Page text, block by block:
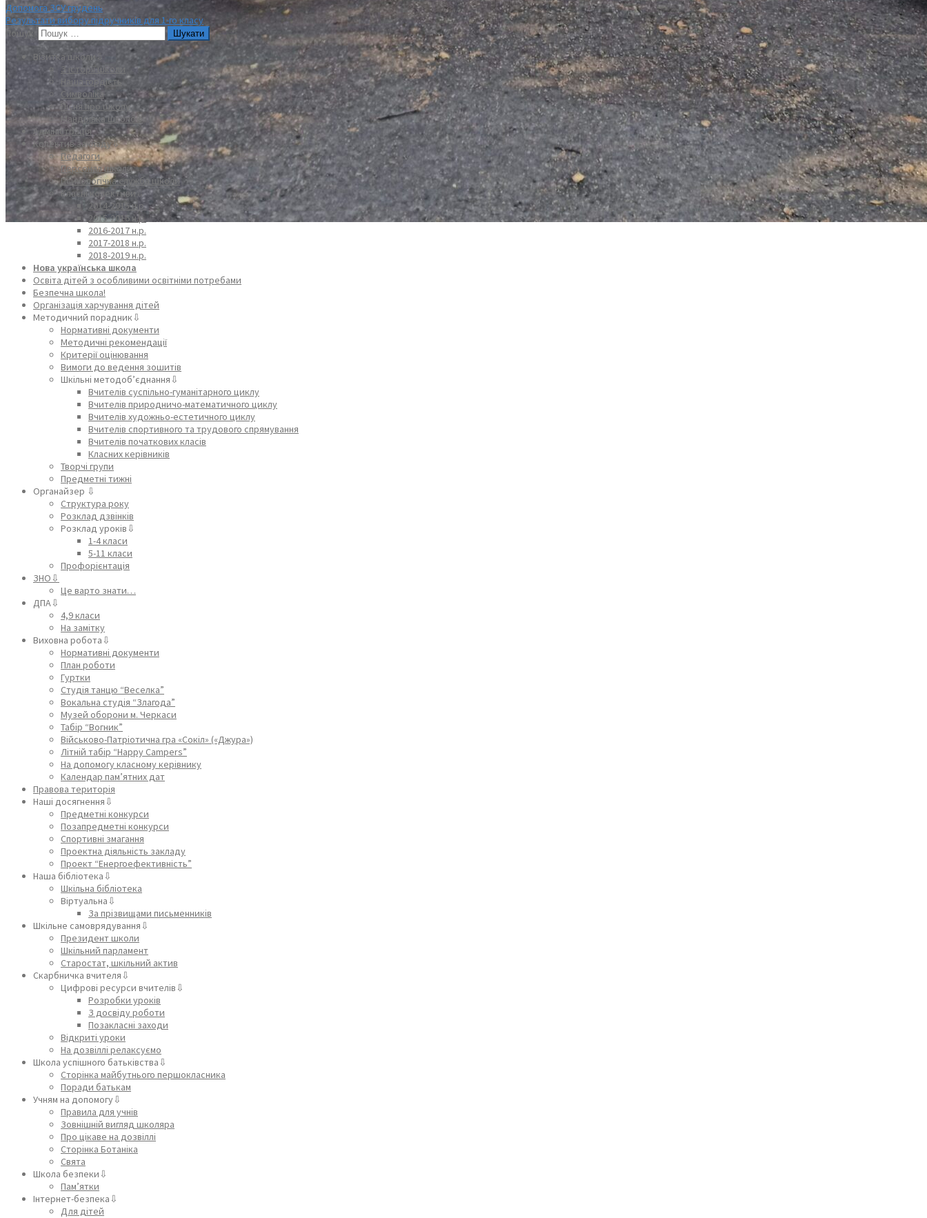
Допомога ЗСУ грудень
Результати вибору підручників для 1-го класу
Пошук:
Візитка школи⇩
З історії школи
Наша гордість
Символіка
Пісня про школу
Мандрівка школою
Адміністрація
Колектив закладу⇩
Педагоги
Персонал школи
Психологічна служба школи
Класні колективи⇩
2014-2015 н.р.
2015-2016 н.р.
2016-2017 н.р.
2017-2018 н.р.
2018-2019 н.р.
Нова українська школа
Освіта дітей з особливими освітніми потребами
Безпечна школа!
Організація харчування дітей
Методичний порадник⇩
Нормативні документи
Методичні рекомендації
Критерії оцінювання
Вимоги до ведення зошитів
Шкільні методоб’єднання⇩
Вчителів суспільно-гуманітарного циклу
Вчителів природничо-математичного циклу
Вчителів художньо-естетичного циклу
Вчителів спортивного та трудового спрямування
Вчителів початкових класів
Класних керівників
Творчі групи
Предметні тижні
Органайзер ⇩
Структура року
Розклад дзвінків
Розклад уроків⇩
1-4 класи
5-11 класи
Профорієнтація
ЗНО⇩
Це варто знати…
ДПА⇩
4,9 класи
На замітку
Виховна робота⇩
Нормативні документи
План роботи
Гуртки
Студія танцю “Веселка”
Вокальна студія “Злагода”
Музей оборони м. Черкаси
Табір “Вогник”
Військово-Патріотична гра «Сокіл» («Джура»)
Літній табір “Happy Campers”
На допомогу класному керівнику
Календар пам’ятних дат
Правова територія
Наші досягнення⇩
Предметні конкурси
Позапредметні конкурси
Спортивні змагання
Проектна діяльність закладу
Проект “Енергоефективність”
Наша бібліотека⇩
Шкільна бібліотека
Віртуальна⇩
За прізвищами письменників
Шкільне самоврядування⇩
Президент школи
Шкільний парламент
Старостат, шкільний актив
Скарбничка вчителя⇩
Цифрові ресурси вчителів⇩
Розробки уроків
З досвіду роботи
Позакласні заходи
Відкриті уроки
На дозвіллі релаксуємо
Школа успішного батьківства⇩
Сторінка майбутнього першокласника
Поради батькам
Учням на допомогу⇩
Правила для учнів
Зовнішній вигляд школяра
Про цікаве на дозвіллі
Сторінка Ботаніка
Свята
Школа безпеки⇩
Пам’ятки
Інтернет-безпека⇩
Для дітей